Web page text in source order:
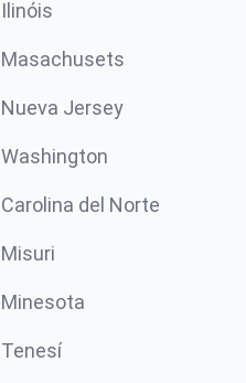
Ilinóis
Masachusets
Nueva Jersey
Washington
Carolina del Norte
Misuri
Minesota
Tenesí